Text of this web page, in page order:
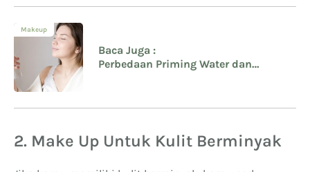
Makeup
Baca Juga :
Perbedaan Priming Water dan
2. Make Up Untuk Kulit Berminyak